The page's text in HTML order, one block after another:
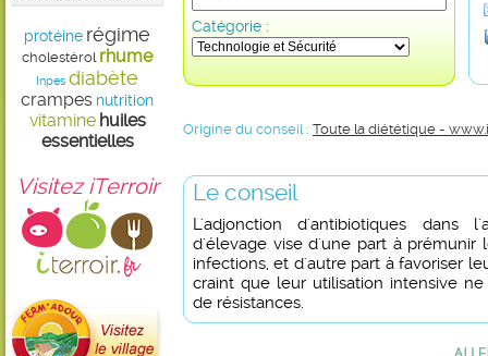
protéine régime
cholestérol rhume
Inpes diabète
crampes nutrition
vitamine huiles
essentielles
Visitez iTerroir
Catégorie :
Origine du conseil : Toute la diététique -
Le conseil
L'adjonction d'antibiotiques dans
d'élevage vise d'une part à prémunir
infections, et d'autre part à favoriser
craint que leur utilisation intensive
de résistances.